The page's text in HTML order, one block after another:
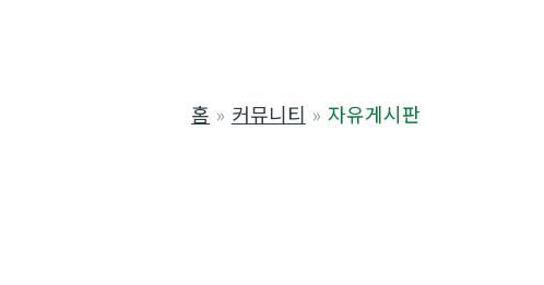
홈 커뮤니티 자유게시판